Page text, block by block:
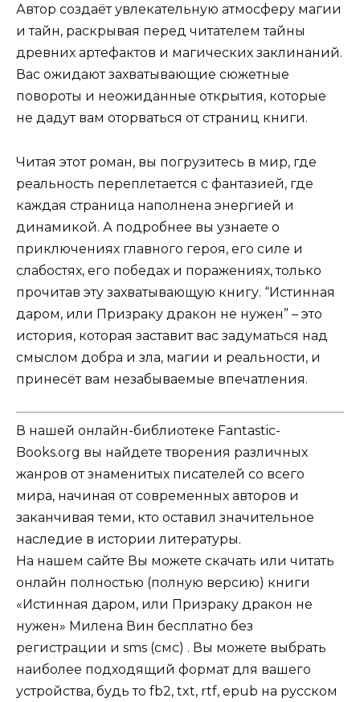
Автор создаёт увлекательную атмосферу магии
и тайн, раскрывая перед читателем тайны
древних артефактов и магических заклинаний.
Вас ожидают захватывающие сюжетные
повороты и неожиданные открытия, которые
не дадут вам оторваться от страниц книги.
Читая этот роман, вы погрузитесь в мир, где
реальность переплетается с фантазией, где
каждая страница наполнена энергией и
динамикой. А подробнее вы узнаете о
приключениях главного героя, его силе и
слабостях, его победах и поражениях, только
прочитав эту захватывающую книгу. “Истинная
даром, или Призраку дракон не нужен” – это
история, которая заставит вас задуматься над
смыслом добра и зла, магии и реальности, и
принесёт вам незабываемые впечатления.
В нашей онлайн-библиотеке Fantastic-
Books.org вы найдете творения различных
жанров от знаменитых писателей со всего
мира, начиная от современных авторов и
заканчивая теми, кто оставил значительное
наследие в истории литературы.
На нашем сайте Вы можете скачать или читать
онлайн полностью (полную версию) книги
«Истинная даром, или Призраку дракон не
нужен» Милена Вин бесплатно без
регистрации и sms (смс) . Вы можете выбрать
наиболее подходящий формат для вашего
устройства, будь то fb2, txt, rtf, epub на русском